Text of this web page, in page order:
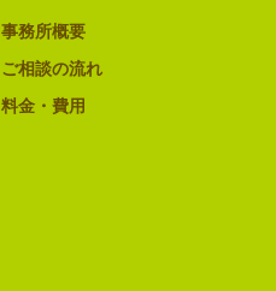
事務所概要
ご相談の流れ
料金・費用